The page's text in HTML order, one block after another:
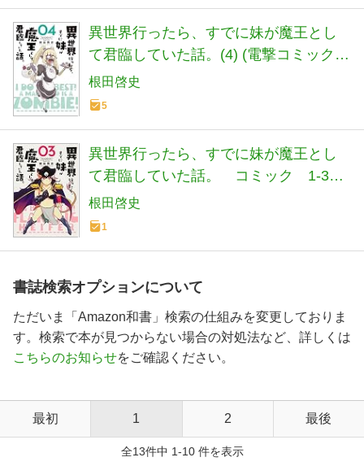
異世界行ったら、すでに妹が魔王とし
て君臨していた話。(4) (電撃コミックス
NEXT)
根田啓史
5
異世界行ったら、すでに妹が魔王とし
て君臨していた話。 コミック 1-3巻
セット
根田啓史
1
書誌検索オプションについて
ただいま「Amazon和書」検索の仕組みを変更しておりま
す。検索で本が見つからない場合の対処法など、詳しくは
こちらのお知らせをご確認ください。
最初 1 2 最後
全13件中 1-10 件を表示